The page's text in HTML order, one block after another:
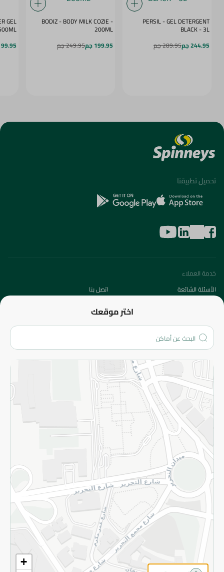
PERSIL - GEL DETERGENT
BLACK - 3L
244.95 جم
289.95 جم
BODIZ - BODY MILK COZIE -
200ML
199.95 جم
249.95 جم
GEL
- 500ML
99.95 جم
اختر موقعك
+
تحميل تطبيقنا
خدمة العملاء
الأسئلة الشائعة
اتصل بنا
من نحن؟
الفروع
المزيد
الاسترجاع
سياسة الاستخدام
سياسة الخصوصية
قم بالتسجيل للنشرة
©2026 - Spinneys | جميع الحقوق محفوظة